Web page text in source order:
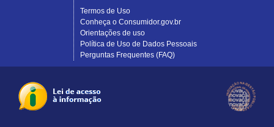
Termos de Uso
Conheça o Consumidor.gov.br
Orientações de uso
Política de Uso de Dados Pessoais
Perguntas Frequentes (FAQ)